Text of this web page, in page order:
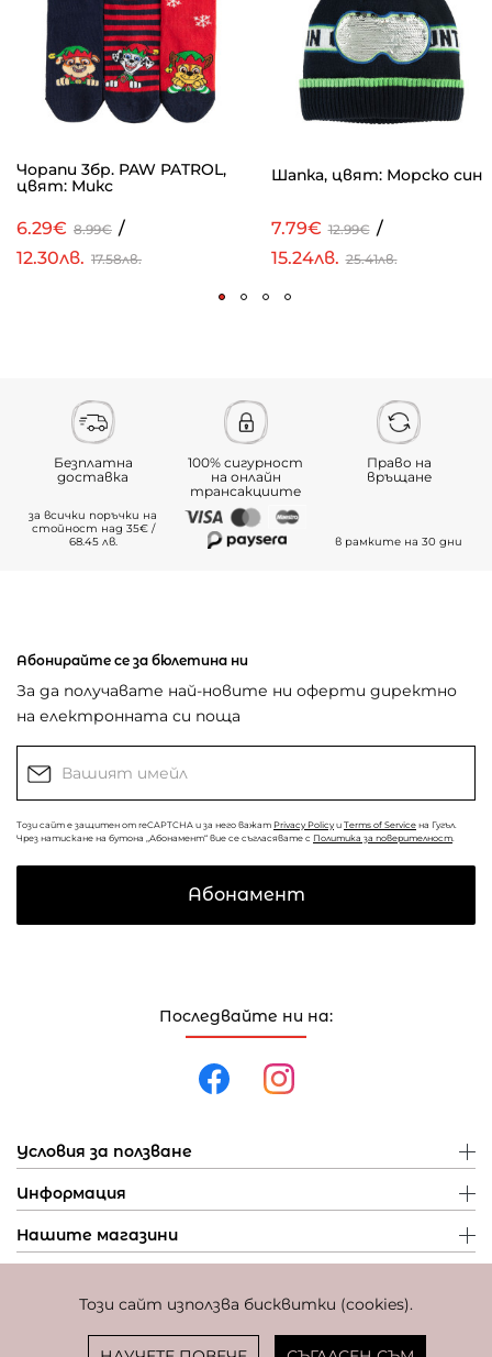
Този сайт използва бисквитки (cookies).
Чорапи 3бр. PAW PATROL,
цвят: Микс
6.29€ 8.99€ /
12.30лв. 17.58лв.
Шапка, цвят: Морско син
7.79€ 12.99€ /
15.24лв. 25.41лв.
Безплатна
доставка
за всички поръчки на
стойност над 35€ /
68.45 лв.
100% сигурност
на онлайн
трансакциите
Право на
връщане
в рамките на 30 дни
Последвайте ни на:
Условия за ползване
Информация
Нашите магазини
Абонирайте се за бюлетина ни
За да получавате най-новите ни оферти директно
на електронната си поща
Този сайт е защитен от reCAPTCHA и за него важат Privacy Policy и Terms of Service на Гугъл.
Чрез натискане на бутона „Абонамент“ вие се съгласявате с Политика за поверителност
Абонамент
Фиксиран курс за превалутиране: 1 EUR = 1,95583 BGN